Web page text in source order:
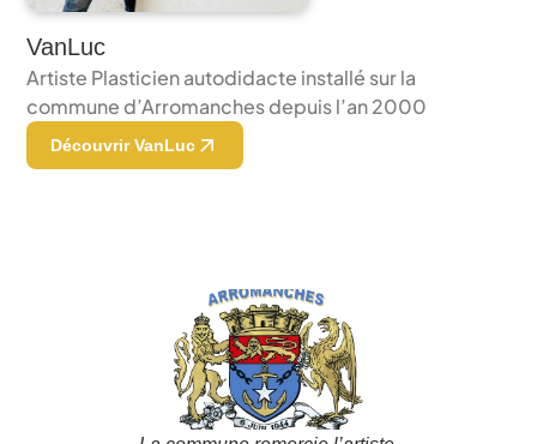
VanLuc
Artiste Plasticien autodidacte installé sur la
commune d’Arromanches depuis l’an 2000
Découvrir VanLuc